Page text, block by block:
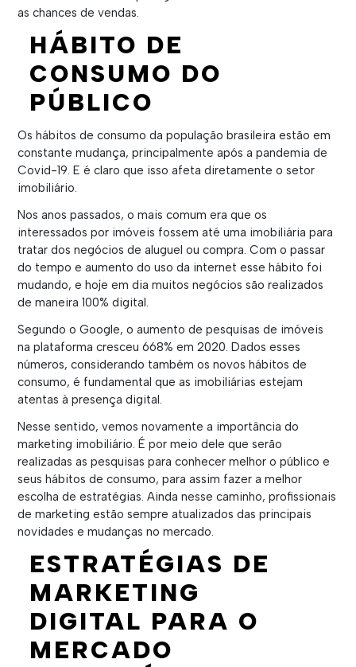
as chances de vendas.
HÁBITO DE
CONSUMO DO
PÚBLICO
Os hábitos de consumo da população brasileira estão em
constante mudança, principalmente após a pandemia de
Covid-19. E é claro que isso afeta diretamente o setor
imobiliário.
Nos anos passados, o mais comum era que os
interessados por imóveis fossem até uma imobiliária para
tratar dos negócios de aluguel ou compra. Com o passar
do tempo e aumento do uso da internet esse hábito foi
mudando, e hoje em dia muitos negócios são realizados
de maneira 100% digital.
Segundo o Google, o aumento de pesquisas de imóveis
na plataforma cresceu 668% em 2020. Dados esses
números, considerando também os novos hábitos de
consumo, é fundamental que as imobiliárias estejam
atentas à presença digital.
Nesse sentido, vemos novamente a importância do
marketing imobiliário. É por meio dele que serão
realizadas as pesquisas para conhecer melhor o público e
seus hábitos de consumo, para assim fazer a melhor
escolha de estratégias. Ainda nesse caminho, profissionais
de marketing estão sempre atualizados das principais
novidades e mudanças no mercado.
ESTRATÉGIAS DE
MARKETING
DIGITAL PARA O
MERCADO